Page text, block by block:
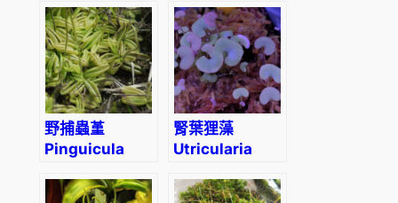
rotundiflora)
californica)
(直徑2-4cm)
野捕蟲堇
Pinguicula
腎葉狸藻
Utricularia